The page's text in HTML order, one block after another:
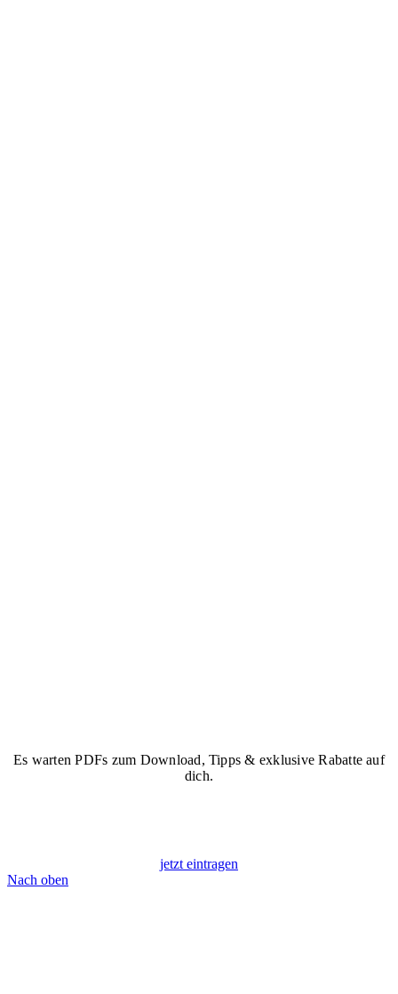
Es warten PDFs zum Download, Tipps & exklusive Rabatte auf
dich.
jetzt eintragen
Nach oben